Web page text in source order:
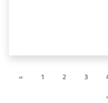
« 1 2 3